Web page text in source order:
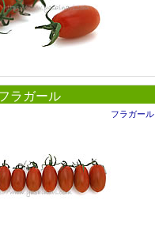
ラガール
フラガール